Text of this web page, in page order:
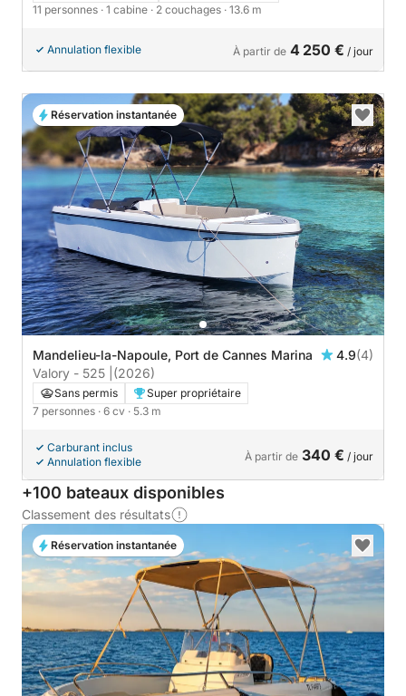
11 personnes · 1 cabine · 2 couchages · 13.6 m
Annulation flexible À partir de 4 250 € / jour
Mandelieu-la-Napoule, Port de Cannes Marina 4.9(4)
Valory - 525 | (2026)
Sans permis
Super propriétaire
7 personnes · 6 cv · 5.3 m
Carburant inclus
Annulation flexible
À partir de 340 € / jour
Réservation instantanée
+100 bateaux disponibles
Classement des résultats
Réservation instantanée